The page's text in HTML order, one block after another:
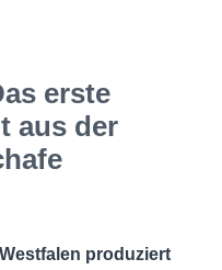
erste
aus der
produziert